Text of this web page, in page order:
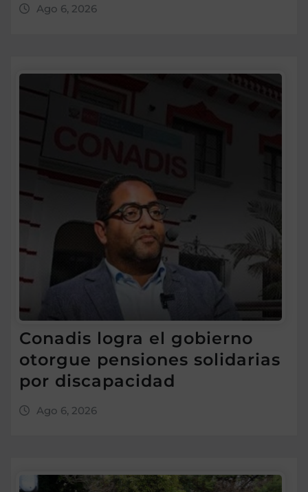
Ago 6, 2026
Conadis logra el gobierno
otorgue pensiones solidarias
por discapacidad
Ago 6, 2026